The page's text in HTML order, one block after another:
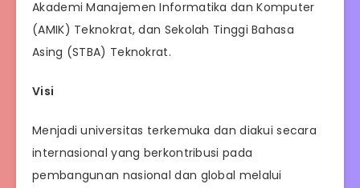
Akademi Manajemen Informatika dan Komputer
(AMIK) Teknokrat, dan Sekolah Tinggi Bahasa
Asing (STBA) Teknokrat.
Visi
Menjadi universitas terkemuka dan diakui secara
internasional yang berkontribusi pada
pembangunan nasional dan global melalui